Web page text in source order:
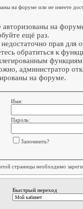
на форуме или не имеете
на
ещё раз.
прав для
обратиться к
администратор
на форуме.
Имя:
Пароль:
Запомнить?
страницы необходимо
Быстрый переход